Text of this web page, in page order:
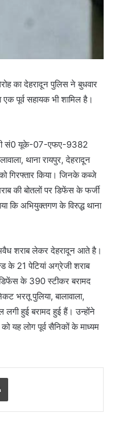
का देहरादून पुलिस ने बुधवार
पूर्व सहायक भी शामिल है।
सं0 यूके-07-एफए-9382
थाना रायपुर, देहरादून
गिरफ्तार किया। जिनके कब्जे
की बोतलों पर डिफेंस के फर्जी
कि अभियुक्तगण के विरुद्ध थाना
शराब लेकर देहरादून आते है।
के 21 पेटियां अग्रेजी शराब
डिफेंस के 390 स्टीकर बरामद
भरतू पुलिया, बालावाला,
लगी हुई बरामद हुई हैं। उन्होंने
यह लोग पूर्व सैनिकों के माध्यम